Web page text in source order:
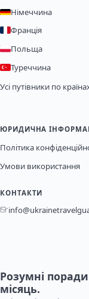
Німеччина
Франція
Польща
Туреччина
Усі путівники по
ЮРИДИЧНА
Політика
Умови використання
КОНТАКТИ
Розумні
місяць.